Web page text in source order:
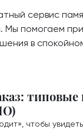
сервис
Мы помогаем
в
типовые
чтобы